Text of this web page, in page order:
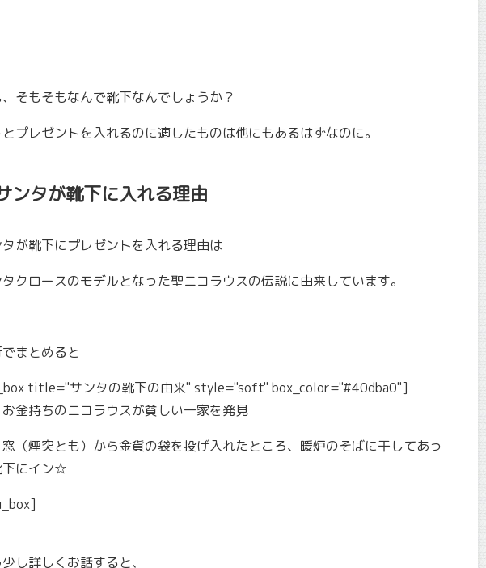
そもそもなんで靴下なんでしょうか？
プレゼントを入れるのに適したものは他にもあるはずなのに。
ンタが靴下に入れる理由
が靴下にプレゼントを入れる理由は
クロースのモデルとなった聖ニコラウスの伝説に由来しています。
でまとめると
title="サンタの靴下の由来" style="soft" box_color="#40dba0"]
お金持ちのニコラウスが貧しい一家を発見
窓（煙突とも）から金貨の袋を投げ入れたところ、暖炉のそばに干してあっ
下にイン☆
し詳しくお話すると、